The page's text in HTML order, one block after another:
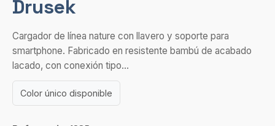
Drusek
Cargador de línea nature con llavero y soporte para
smartphone. Fabricado en resistente bambú de acabado
lacado, con conexión tipo...
Color único disponible